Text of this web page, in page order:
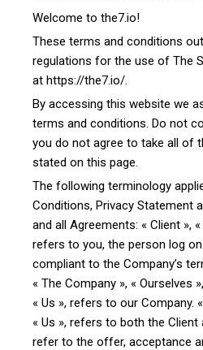
Welcome to the7.io!
These terms and conditions
regulations for the use of The
at https://the7.io/.
By accessing this website we
terms and conditions. Do not
you do not agree to take all of
stated on this page.
The following terminology
Conditions, Privacy Statement
and all Agreements: « Client »,
refers to you, the person log
compliant to the Company’s
« The Company », « Ourselves
« Us », refers to our Company.
« Us », refers to both the
refer to the offer, acceptance